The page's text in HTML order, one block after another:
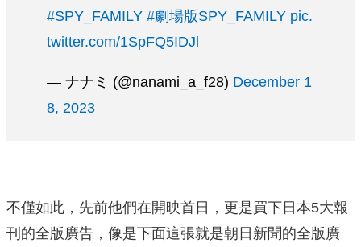
#SPY_FAMILY #劇場版SPY_FAMILY pic.
twitter.com/1SpFQ5IDJl
— ナナミ (@nanami_a_f28) December 1
8, 2023
不僅如此，先前他們在開映首日，更是買下日本5大報
刊的全版廣告，像是下面這張就是朝日新聞的全版廣